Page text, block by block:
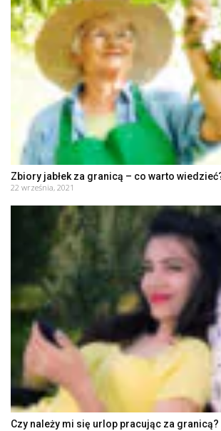
Zbiory jabłek za granicą – co warto
22 września, 2021
Czy należy mi się urlop pracując za